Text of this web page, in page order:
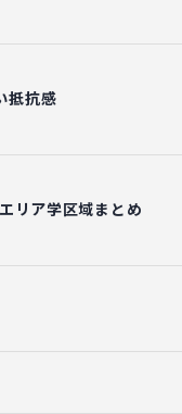
抵抗感
リア学区域まとめ